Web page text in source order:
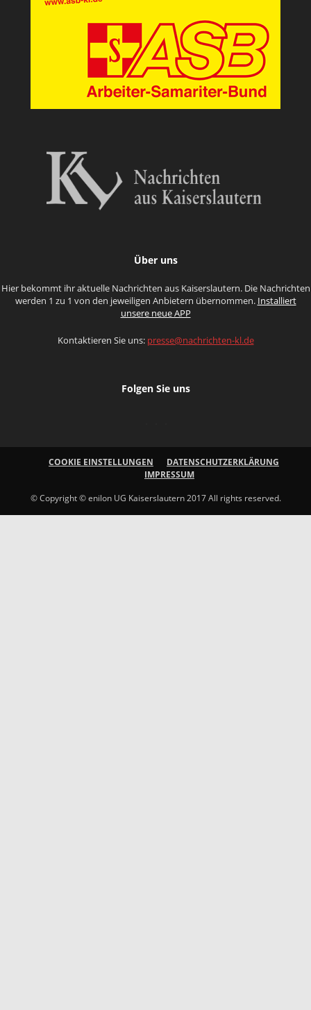
Über uns
Hier bekommt ihr aktuelle Nachrichten aus Kaiserslautern. Die Nachrichten
werden 1 zu 1 von den jeweiligen Anbietern übernommen. Installiert
unsere neue APP
Kontaktieren Sie uns: presse@nachrichten-kl.de
Folgen Sie uns
COOKIE EINSTELLUNGEN
DATENSCHUTZERKLÄRUNG
IMPRESSUM
© Copyright © enilon UG Kaiserslautern 2017 All rights reserved.